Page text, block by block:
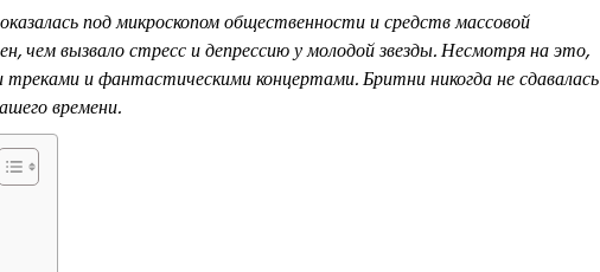
под микроскопом общественности и средств массовой
вызвало стресс и депрессию у молодой звезды. Несмотря на это,
и фантастическими концертами. Бритни никогда не сдавалась
времени.